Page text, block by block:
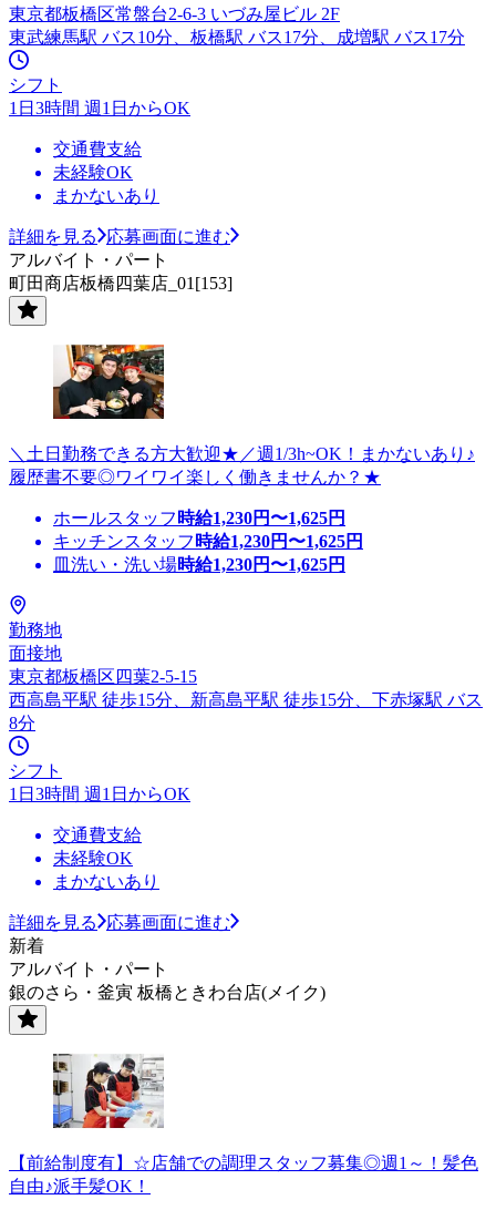
東京都板橋区常盤台2-6-3 いづみ屋ビル 2F
東武練馬駅 バス10分、板橋駅 バス17分、成増駅 バス17分
シフト
1日3時間 週1日からOK
交通費支給
未経験OK
まかないあり
詳細を見る
応募画面に進む
アルバイト・パート
町田商店板橋四葉店_01[153]
＼土日勤務できる方大歓迎★／週1/3h~OK！まかないあり♪
履歴書不要◎ワイワイ楽しく働きませんか？★
ホールスタッフ 時給1,230円〜1,625円
キッチンスタッフ 時給1,230円〜1,625円
皿洗い・洗い場時給1,230円〜1,625円
勤務地
面接地
東京都板橋区四葉2-5-15
西高島平駅 徒歩15分、新高島平駅 徒歩15分、下赤塚駅 バス
8分
シフト
1日3時間 週1日からOK
交通費支給
未経験OK
まかないあり
詳細を見る
応募画面に進む
新着
アルバイト・パート
銀のさら・釜寅 板橋ときわ台店(メイク)
【前給制度有】☆店舗での調理スタッフ募集◎週1～！髪色
自由♪派手髪OK！